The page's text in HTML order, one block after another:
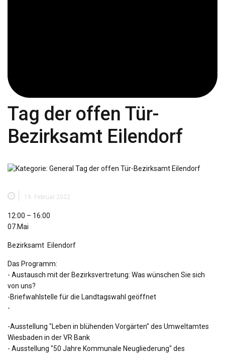
Tag der offen Tür-
Bezirksamt Eilendorf
19. Februar 2022
Tag
der
Tür-
Eilendorf
12:00 – 16:00
07.Mai
Bezirksamt Eilendorf
Das Programm:
- Austausch mit der Bezirksvertretung: Was wünschen Sie sich
von uns?
-Briefwahlstelle für die Landtagswahl geöffnet
-
-Ausstellung "Leben in blühenden Vorgärten" des Umweltamtes
Wiesbaden in der VR Bank
- Ausstellung "50 Jahre Kommunale Neugliederung" des